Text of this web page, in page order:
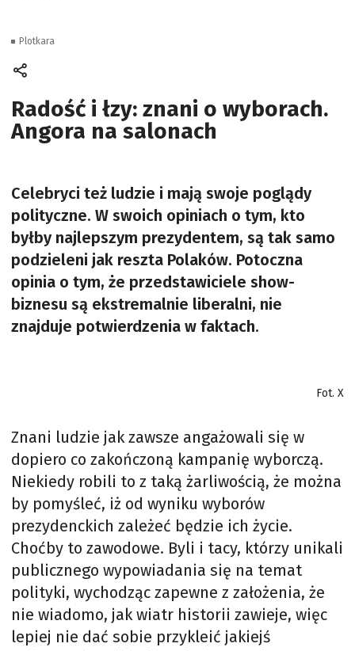
Radość i łzy: znani o wyborach.
Angora na salonach
Celebryci też ludzie i mają swoje poglądy
polityczne. W swoich opiniach o tym, kto
byłby najlepszym prezydentem, są tak samo
podzieleni jak reszta Polaków. Potoczna
opinia o tym, że przedstawiciele show-
biznesu są ekstremalnie liberalni, nie
znajduje potwierdzenia w faktach.
Fot. X
Znani ludzie jak zawsze angażowali się w
dopiero co zakończoną kampanię wyborczą.
Niekiedy robili to z taką żarliwością, że można
by pomyśleć, iż od wyniku wyborów
prezydenckich zależeć będzie ich życie.
Choćby to zawodowe. Byli i tacy, którzy unikali
publicznego wypowiadania się na temat
polityki, wychodząc zapewne z założenia, że
nie wiadomo, jak wiatr historii zawieje, więc
lepiej nie dać sobie przykleić jakiejś
Plotkara